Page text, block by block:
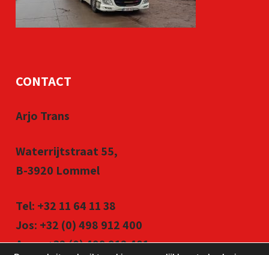
CONTACT
Arjo Trans
Waterrijtstraat 55,
B-3920 Lommel
Tel: +32 11 64 11 38
Jos: +32 (0) 498 912 400
Arno:+32 (0) 498 912 401